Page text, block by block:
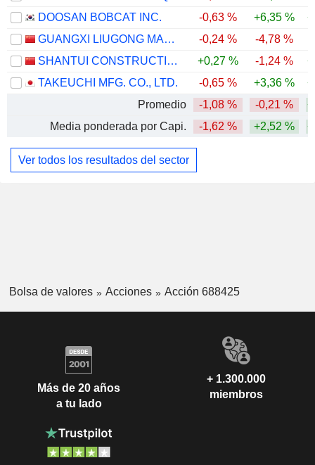
DOOSAN BOBCAT INC.
-0,63 % +6,35 %
GUANGXI LIUGONG MACHINERY CO., LTD.
-0,24 % -4,78 %
SHANTUI CONSTRUCTION MACHINERY CO., LTD.
+0,27 % -1,24 %
TAKEUCHI MFG. CO., LTD.
-0,65 % +3,36 %
Promedio
-1,08 % -0,21 %
Media ponderada por Capi.
-1,62 % +2,52 %
Ver todos los resultados del sector
Bolsa de valores Acciones Acción 688425
Más de 20 años
a tu lado
+ 1.300.000
miembros